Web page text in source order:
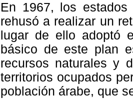
En 1967, los
rehusó a realizar un
lugar de ello adoptó
básico de este plan
recursos naturales y
territorios ocupados
población árabe, que